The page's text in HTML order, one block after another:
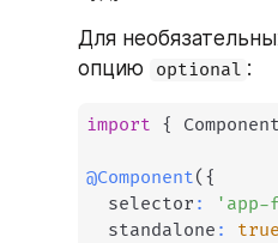
Для
опцию
optional :
import { Component
@Component( {
  selector
: 'app-
  standalone
:
true